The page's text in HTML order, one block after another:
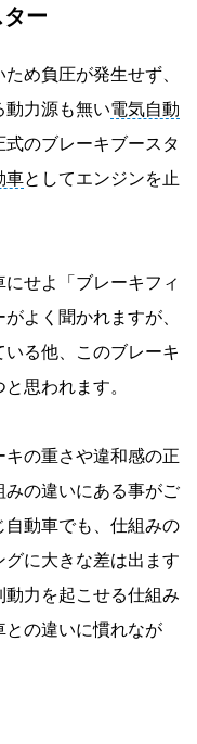
ー
め負圧が発生せず、
動力源も無い電気自動
のブレーキブースタ
車としてエンジンを止
せよ「ブレーキフィ
よく聞かれますが、
いる他、このブレーキ
思われます。
キの重さや違和感の正
の違いにある事がご
動車でも、仕組みの
に大きな差は出ます
力を起こせる仕組み
との違いに慣れなが